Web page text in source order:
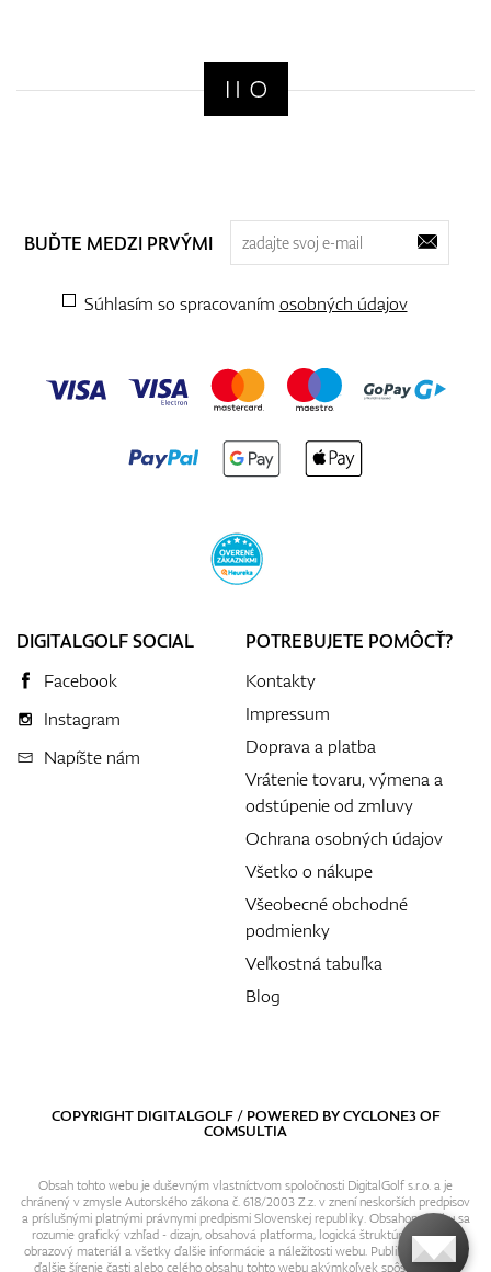
BUĎTE MEDZI PRVÝMI
Súhlasím so spracovaním osobných údajov
DIGITALGOLF SOCIAL
Facebook
Instagram
Napíšte nám
POTREBUJETE POMÔCŤ?
Kontakty
Impressum
Doprava a platba
Vrátenie tovaru, výmena a
odstúpenie od zmluvy
Ochrana osobných údajov
Všetko o nákupe
Všeobecné obchodné
podmienky
Veľkostná tabuľka
Blog
COPYRIGHT DIGITALGOLF / POWERED BYCYCLONE3OF
COMSULTIA
Obsah tohto webu je duševným vlastníctvom spoločnosti DigitalGolf s.r.o. a je
chránený v zmysle Autorského zákona č. 618/2003 Z.z. v znení neskorších predpisov
a príslušnými platnými právnymi predpismi Slovenskej republiky. Obsahom webu sa
rozumie grafický vzhľad - dizajn, obsahová platforma, logická štruktúra, textový i
obrazový materiál a všetky ďalšie informácie a náležitosti webu. Publikovanie resp.
ďalšie šírenie časti alebo celého obsahu tohto webu akýmkoľvek spôsobom bez